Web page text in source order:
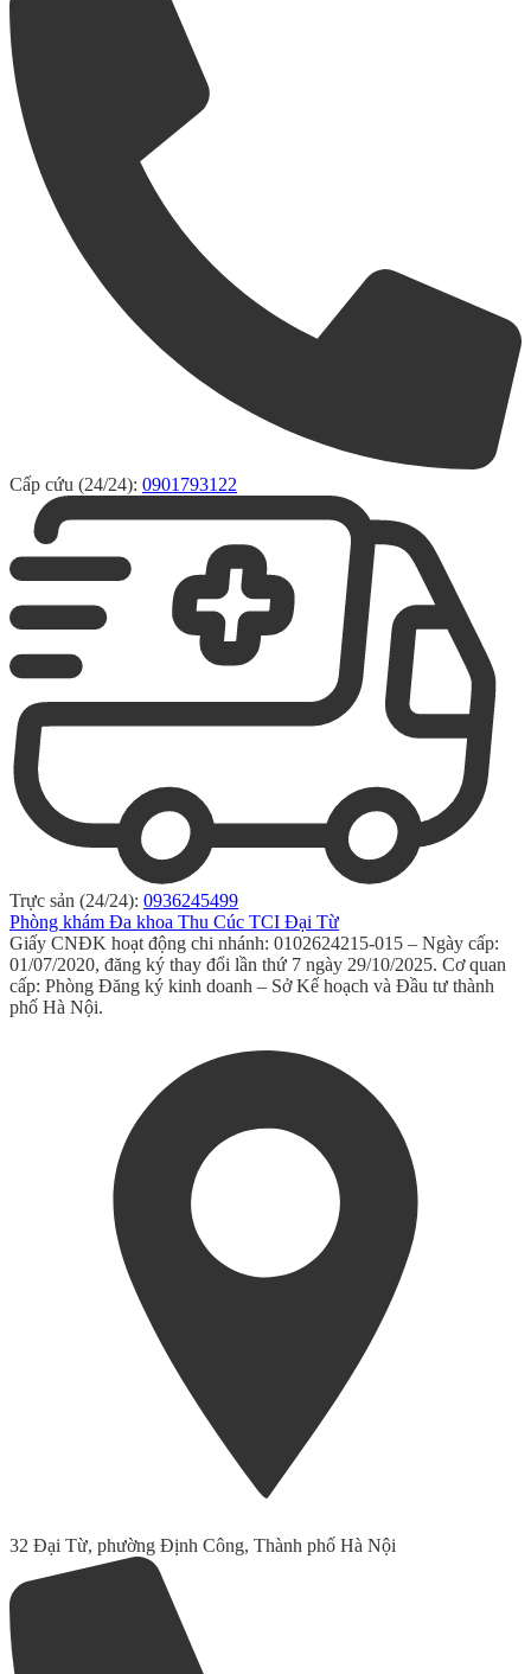
Cấp cứu (24/24): 0901793122
Trực sản (24/24): 0936245499
Phòng khám Đa khoa Thu Cúc TCI Đại Từ
Giấy CNĐK hoạt động chi nhánh: 0102624215-015 – Ngày cấp:
01/07/2020, đăng ký thay đổi lần thứ 7 ngày 29/10/2025. Cơ quan
cấp: Phòng Đăng ký kinh doanh – Sở Kế hoạch và Đầu tư thành
phố Hà Nội.
32 Đại Từ, phường Định Công, Thành phố Hà Nội